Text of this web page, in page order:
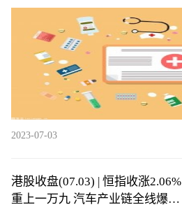
注意
2023-07-03
港股收盘(07.03) | 恒指收涨2.06%
重上一万九 汽车产业链全线爆发